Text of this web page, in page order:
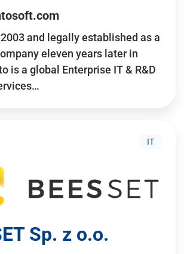
and legally established as a
eleven years later in
is a global Enterprise IT & R&D
IT
Sp. z o.o.